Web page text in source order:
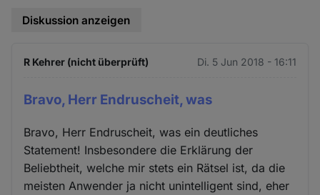
Diskussion anzeigen
R Kehrer (nicht überprüft) Di. 5 Jun 2018 - 16:11
Bravo, Herr Endruscheit, was
Bravo, Herr Endruscheit, was ein deutliches
Statement! Insbesondere die Erklärung der
Beliebtheit, welche mir stets ein Rätsel ist, da die
meisten Anwender ja nicht unintelligent sind, eher